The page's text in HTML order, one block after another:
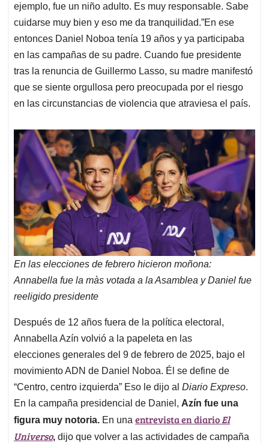
ejemplo, fue un niño adulto. Es muy responsable. Sabe
cuidarse muy bien y eso me da tranquilidad.”En ese
entonces Daniel Noboa tenía 19 años y ya participaba
en las campañas de su padre. Cuando fue presidente
tras la renuncia de Guillermo Lasso, su madre manifestó
que se siente orgullosa pero preocupada por el riesgo
en las circunstancias de violencia que atraviesa el país.
En las elecciones de febrero hicieron moñona:
Annabella fue la màs votada a la Asamblea y Daniel fue
reeligido presidente
Después de 12 años fuera de la política electoral,
Annabella Azín volvió a la papeleta en las
elecciones generales del 9 de febrero de 2025, bajo el
movimiento ADN de Daniel Noboa. Él se define de
“Centro, centro izquierda” Eso le dijo al Diario Expreso.
En la campaña presidencial de Daniel, Azín fue una
figura muy notoria. En una entrevista en diarioEl
Universo, dijo que volver a las actividades de campaña